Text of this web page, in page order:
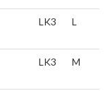
LK3 L
LK3 M